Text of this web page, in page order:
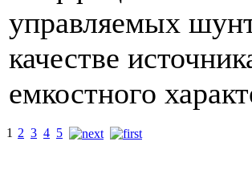
управляемых
качестве
емкостного
1 2 3 4 5